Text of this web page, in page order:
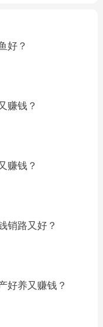
好？
赚钱？
赚钱？
销路又好？
好养又赚钱？